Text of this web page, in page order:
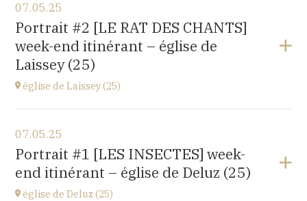
Stella Cinéma,
14 rue Juifs, 25110 Baume les Dames
at14H30
07.05.25
Portrait #2 [LE RAT DES CHANTS]
week-end itinérant – église de
Laissey (25)
église de Laissey (25)
église Saint-Antide,
27 Rue de la Chapelle, 25820 Laissey
at17H00
07.05.25
Portrait #1 [LES INSECTES] week-
end itinérant – église de Deluz (25)
église de Deluz (25)